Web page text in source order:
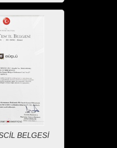
BELGESİ